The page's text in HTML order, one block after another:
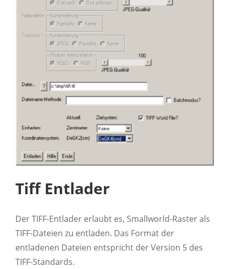
Tiff Entlader
Der TIFF-Entlader erlaubt es, Smallworld-Raster als
TIFF-Dateien zu entladen. Das Format der
entladenen Dateien entspricht der Version 5 des
TIFF-Standards.